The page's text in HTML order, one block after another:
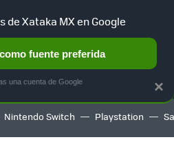
HOME AUTO TERRITORIO
Nintendo Switch Playstation
×
de Xataka MX en Google
fuente preferida
una cuenta de Google